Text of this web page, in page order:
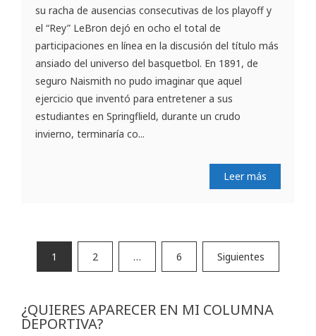
su racha de ausencias consecutivas de los playoff y
el “Rey” LeBron dejó en ocho el total de
participaciones en línea en la discusión del título más
ansiado del universo del basquetbol. En 1891, de
seguro Naismith no pudo imaginar que aquel
ejercicio que inventó para entretener a sus
estudiantes en Springflield, durante un crudo
invierno, terminaría co...
Leer más
Paginación
de
entradas
1 2 … 6 Siguientes
¿QUIERES APARECER EN MI COLUMNA
DEPORTIVA?